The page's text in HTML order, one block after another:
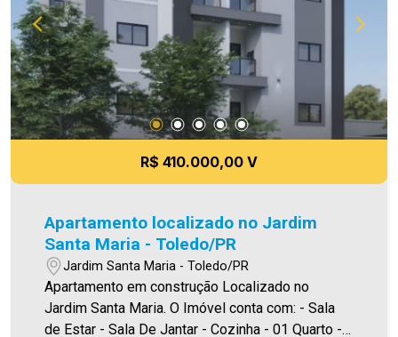
R$ 410.000,00 V
Apartamento localizado no Jardim
Santa Maria - Toledo/PR
Jardim Santa Maria - Toledo/PR
Apartamento em construção Localizado no
Jardim Santa Maria. O Imóvel conta com: - Sala
de Estar - Sala De Jantar - Cozinha - 01 Quarto -